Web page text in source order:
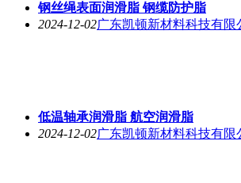
钢丝绳表面润滑脂 钢缆防护脂
2024-12-02广东凯顿新材料科技有限
低温轴承润滑脂 航空润滑脂
2024-12-02广东凯顿新材料科技有限